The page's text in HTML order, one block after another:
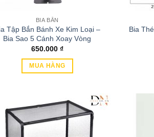
BIA BẮN
Tập Bắn Bánh Xe Kim Loại –
Bia Sao 5 Cánh Xoay Vòng
650.000 ₫
MUA HÀNG
Bia